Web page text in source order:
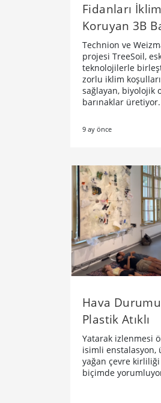
Fidanları
Koruyan 3B
Technion ve
projesi TreeSoil,
teknolojilerle
zorlu iklim
sağlayan, biyolojik
barınaklar üretiyor.
9 ay önce
Hava
Plastik Atıklı
Yatarak izlenmesi
isimli enstalasyon,
yağan çevre kirliliği
biçimde